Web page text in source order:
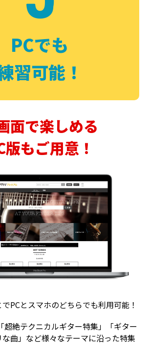
PCでも
習可能！
面で楽しめる
版もご用意！
PCとスマホのどちらでも利用可能！
超絶テクニカルギター特集」「ギター
曲」など様々なテーマに沿った特集